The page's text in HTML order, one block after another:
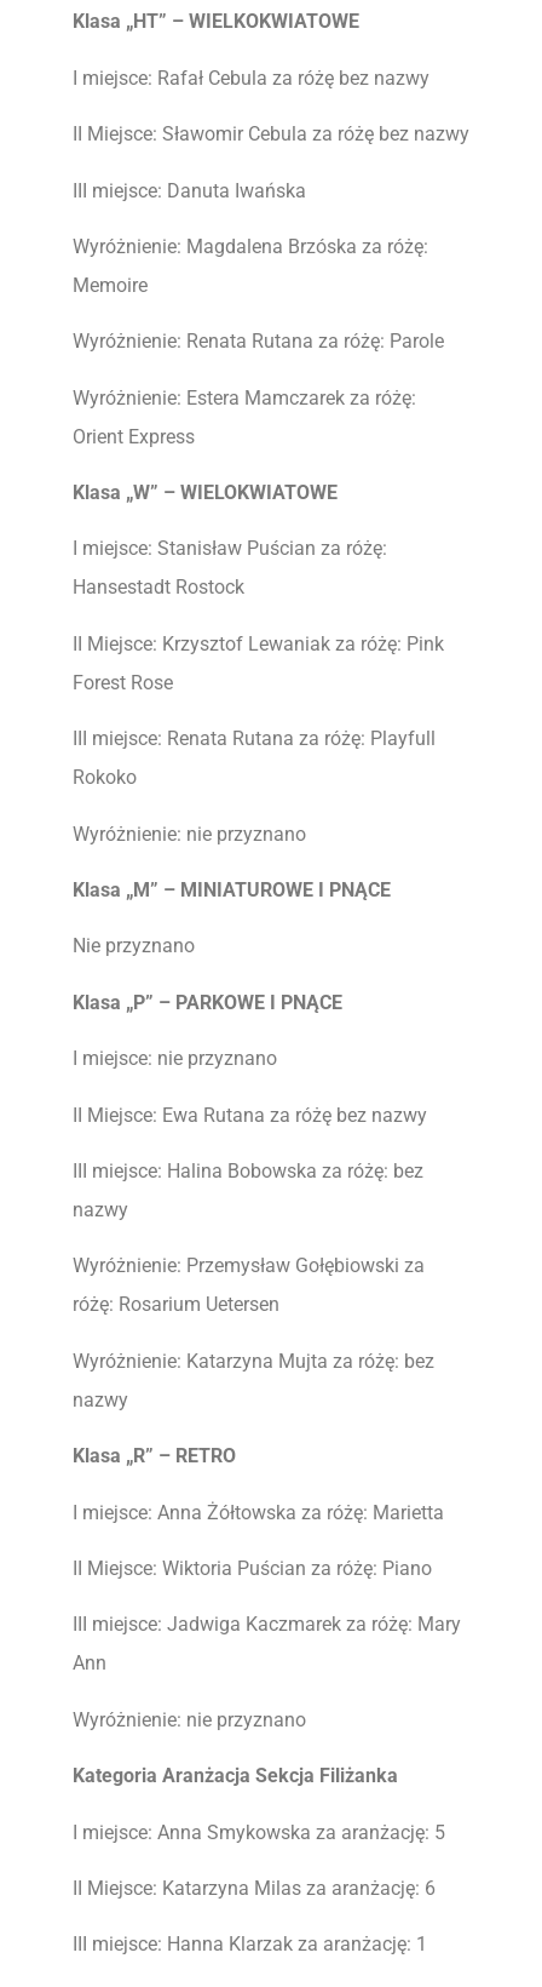
Klasa „HT” – WIELKOKWIATOWE
I miejsce: Rafał Cebula za różę bez nazwy
II Miejsce: Sławomir Cebula za różę bez nazwy
III miejsce: Danuta Iwańska
Wyróżnienie: Magdalena Brzóska za różę:
Memoire
Wyróżnienie: Renata Rutana za różę: Parole
Wyróżnienie: Estera Mamczarek za różę:
Orient Express
Klasa „W” – WIELOKWIATOWE
I miejsce: Stanisław Puścian za różę:
Hansestadt Rostock
II Miejsce: Krzysztof Lewaniak za różę: Pink
Forest Rose
III miejsce: Renata Rutana za różę: Playfull
Rokoko
Wyróżnienie: nie przyznano
Klasa „M” – MINIATUROWE I PNĄCE
Nie przyznano
Klasa „P” – PARKOWE I PNĄCE
I miejsce: nie przyznano
II Miejsce: Ewa Rutana za różę bez nazwy
III miejsce: Halina Bobowska za różę: bez
nazwy
Wyróżnienie: Przemysław Gołębiowski za
różę: Rosarium Uetersen
Wyróżnienie: Katarzyna Mujta za różę: bez
nazwy
Klasa „R” – RETRO
I miejsce: Anna Żółtowska za różę: Marietta
II Miejsce: Wiktoria Puścian za różę: Piano
III miejsce: Jadwiga Kaczmarek za różę: Mary
Ann
Wyróżnienie: nie przyznano
Kategoria Aranżacja Sekcja Filiżanka
I miejsce: Anna Smykowska za aranżację: 5
II Miejsce: Katarzyna Milas za aranżację: 6
III miejsce: Hanna Klarzak za aranżację: 1